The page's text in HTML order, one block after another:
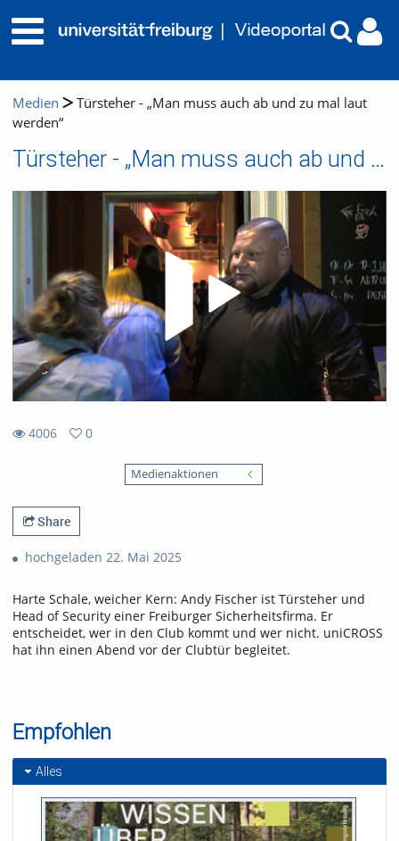
Medien
Türsteher - „Man muss auch ab und zu mal laut
werden“
Türsteher - „Man muss auch ab und zu mal laut werden“
4006
0
Medienaktionen
Share
hochgeladen 22. Mai 2025
Harte Schale, weicher Kern: Andy Fischer ist Türsteher und
Head of Security einer Freiburger Sicherheitsfirma. Er
entscheidet, wer in den Club kommt und wer nicht. uniCROSS
hat ihn einen Abend vor der Clubtür begleitet.
Empfohlen
Alles